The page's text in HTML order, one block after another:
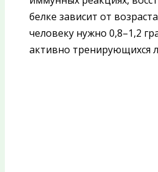
белке зависит от
человеку нужно 0,8–1,2
активно тренирующихся